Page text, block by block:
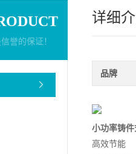
誉的保证！
详细
品牌
小功率铸
高效节能